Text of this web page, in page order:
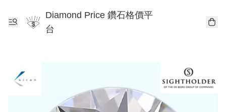
Diamond Price 鑽石格價平
台